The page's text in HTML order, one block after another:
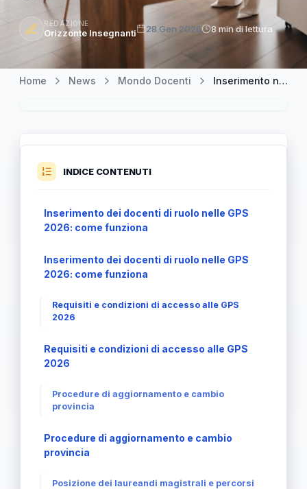
REDAZIONE
Orizzonte Insegnanti 28 Gen 2026 8 min di lettura
Home News Mondo Docenti Inserimento nelle GPS 2026 possibile anche per i docenti di ruolo: Pillole di Question Time — approfondimento e guida
INDICE CONTENUTI
Inserimento dei docenti di ruolo nelle GPS
2026: come funziona
Inserimento dei docenti di ruolo nelle GPS
2026: come funziona
Requisiti e condizioni di accesso alle GPS
2026
Requisiti e condizioni di accesso alle GPS
2026
Procedure di aggiornamento e cambio
provincia
Procedure di aggiornamento e cambio
provincia
Posizione dei laureandi magistrali e percorsi